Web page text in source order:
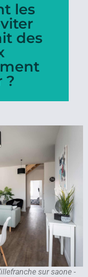
les
des
?
sur saone -